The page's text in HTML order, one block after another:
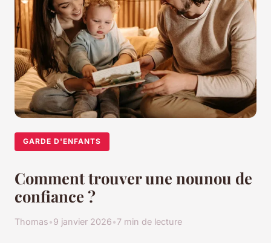
GARDE D'ENFANTS
Comment trouver une nounou de
confiance ?
Thomas•9 janvier 2026•7 min de lecture